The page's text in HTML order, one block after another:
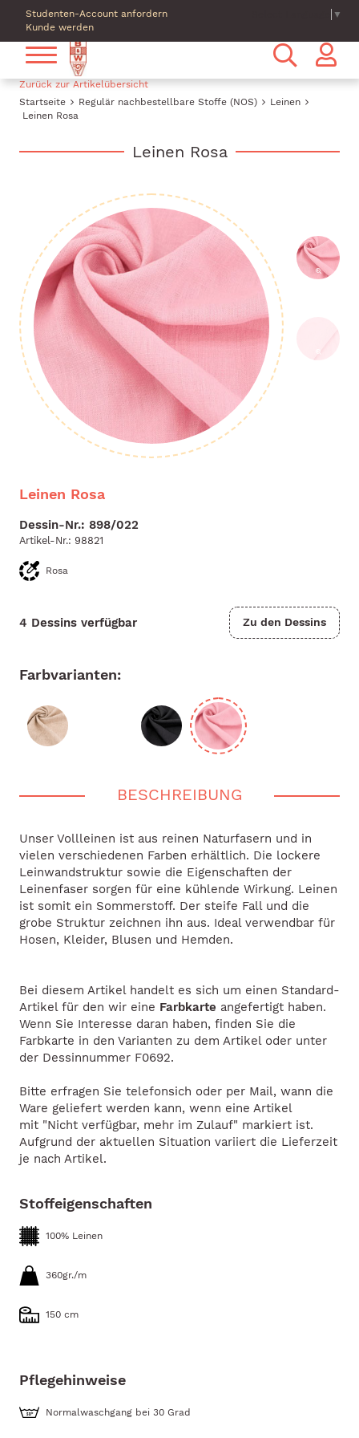
Studenten-Account anfordern
Kunde werden
▼
Startseite Regulär nachbestellbare Stoffe (NOS)
Leinen
Leinen Rosa
Zurück zur Artikelübersicht
Leinen Rosa
Farbvarianten:
Leinen Rosa
Dessin-Nr.: 898/022
Artikel-Nr.: 98821
Rosa
4 Dessins verfügbar Zu den Dessins
BESCHREIBUNG
Unser Vollleinen ist aus reinen Naturfasern und in
vielen verschiedenen Farben erhältlich. Die lockere
Leinwandstruktur sowie die Eigenschaften der
Leinenfaser sorgen für eine kühlende Wirkung. Leinen
ist somit ein Sommerstoff. Der steife Fall und die
grobe Struktur zeichnen ihn aus. Ideal verwendbar für
Hosen, Kleider, Blusen und Hemden.
Bei diesem Artikel handelt es sich um einen Standard-
Artikel für den wir eine Farbkarte angefertigt haben.
Wenn Sie Interesse daran haben, finden Sie die
Farbkarte in den Varianten zu dem Artikel oder unter
der Dessinnummer F0692.
Bitte erfragen Sie telefonsich oder per Mail, wann die
Ware geliefert werden kann, wenn eine Artikel
mit "Nicht verfügbar, mehr im Zulauf" markiert ist.
Aufgrund der aktuellen Situation variiert die Lieferzeit
je nach Artikel.
Stoffeigenschaften
100% Leinen
360gr./m
150 cm
Pflegehinweise
Normalwaschgang bei 30 Grad